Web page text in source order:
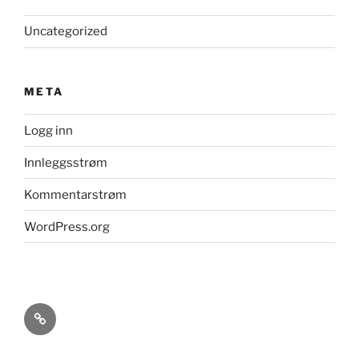
Uncategorized
META
Logg inn
Innleggsstrøm
Kommentarstrøm
WordPress.org
Kildeavskrifter